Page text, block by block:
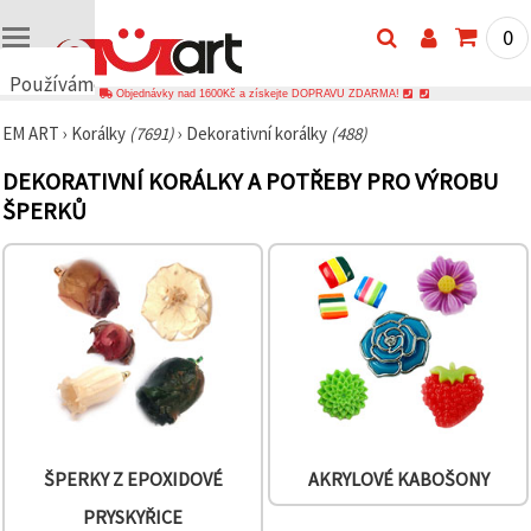
Používáme
🍪
cookies a
podobné
technologie,
správné
fungování
používání a
souhlasem
relevantnější
0
Objednávky nad 1600Kč a získejte DOPRAVU ZDARMA!
EM ART › Korálky (7691)› Dekorativní korálky (488)
DEKORATIVNÍ KORÁLKY A POTŘEBY PRO VÝROBU
ŠPERKŮ
ŠPERKY Z EPOXIDOVÉ
PRYSKYŘICE
AKRYLOVÉ KABOŠONY